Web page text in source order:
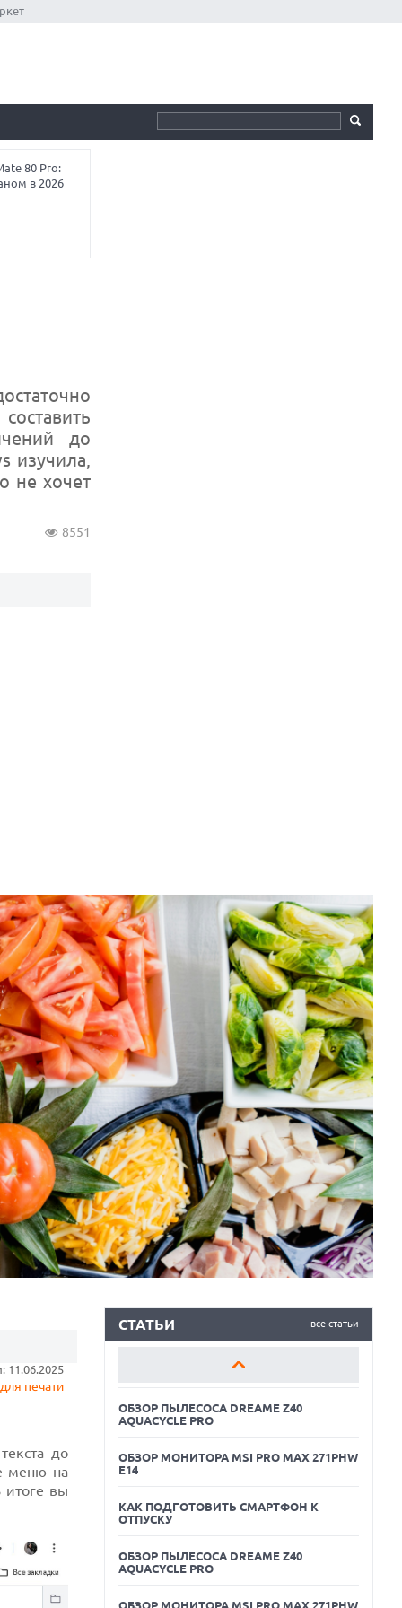
80 Pro:
в 2026
до
изучила,
не хочет
8551
11.06.2025
печати
до
меню на
итоге вы
все статьи
СТАТЬИ
ОБЗОР ПЫЛЕСОСА DREAME Z40
AQUACYCLE PRO
ОБЗОР МОНИТОРА MSI PRO MAX 271PHW
E14
КАК ПОДГОТОВИТЬ СМАРТФОН К
ОТПУСКУ
ОБЗОР ПЫЛЕСОСА DREAME Z40
AQUACYCLE PRO
ОБЗОР МОНИТОРА MSI PRO MAX 271PHW
E14
КАК ПОДГОТОВИТЬ СМАРТФОН К
ОБЗОР ПЫЛЕСОСА DREAME Z40
AQUACYCLE PRO
ОБЗОР МОНИТОРА MSI PRO MAX 271PHW
E14
КАК ПОДГОТОВИТЬ СМАРТФОН К
ОТПУСКУ
ОБЗОР ПЫЛЕСОСА DREAME Z40
AQUACYCLE PRO
ОБЗОР МОНИТОРА MSI PRO MAX 271PHW